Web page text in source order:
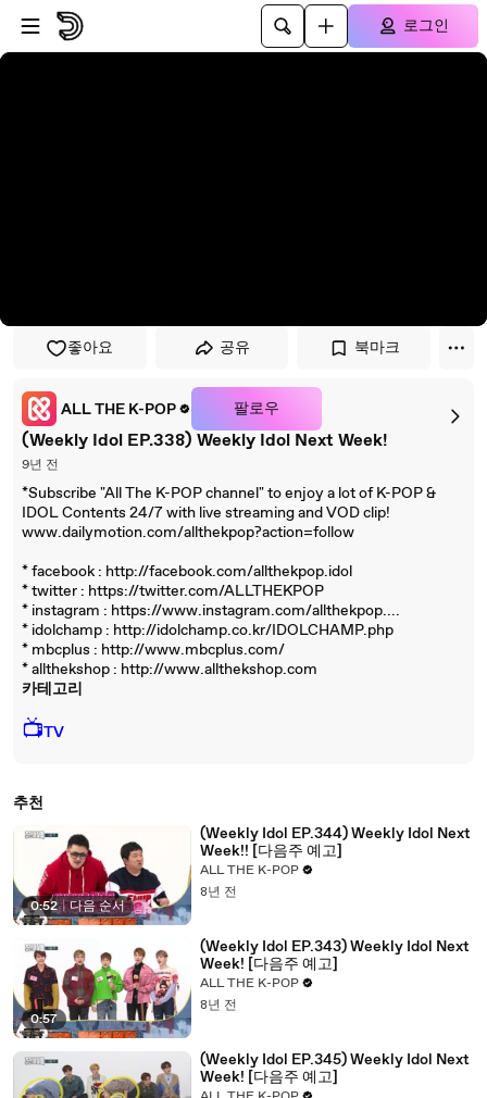
플레이어로 건너뛰기
본문으로 건너뛰기
로그인
좋아요 공유 북마크
ALL THE K-POP 팔로우
(Weekly Idol EP.338) Weekly Idol Next Week!
9년 전
*Subscribe "All The K-POP channel" to enjoy a lot of K-POP &
IDOL Contents 24/7 with live streaming and VOD clip!
www.dailymotion.com/allthekpop?action=follow
* facebook : http://facebook.com/allthekpop.idol
* twitter : https://twitter.com/ALLTHEKPOP
* instagram : https://www.instagram.com/allthekpop....
* idolchamp : http://idolchamp.co.kr/IDOLCHAMP.php
* mbcplus : http://www.mbcplus.com/
* allthekshop : http://www.allthekshop.com
카테고리
📺TV
추천
0:52 | 다음 순서
(Weekly Idol EP.344) Weekly Idol Next
Week!! [다음주 예고]
ALL THE K-POP
8년 전
0:57
(Weekly Idol EP.343) Weekly Idol Next
Week! [다음주 예고]
ALL THE K-POP
8년 전
(Weekly Idol EP.345) Weekly Idol Next
Week! [다음주 예고]